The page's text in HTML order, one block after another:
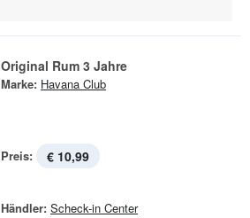
Original Rum 3 Jahre
Marke: Havana Club
Preis: € 10,99
Händler: Scheck-in Center